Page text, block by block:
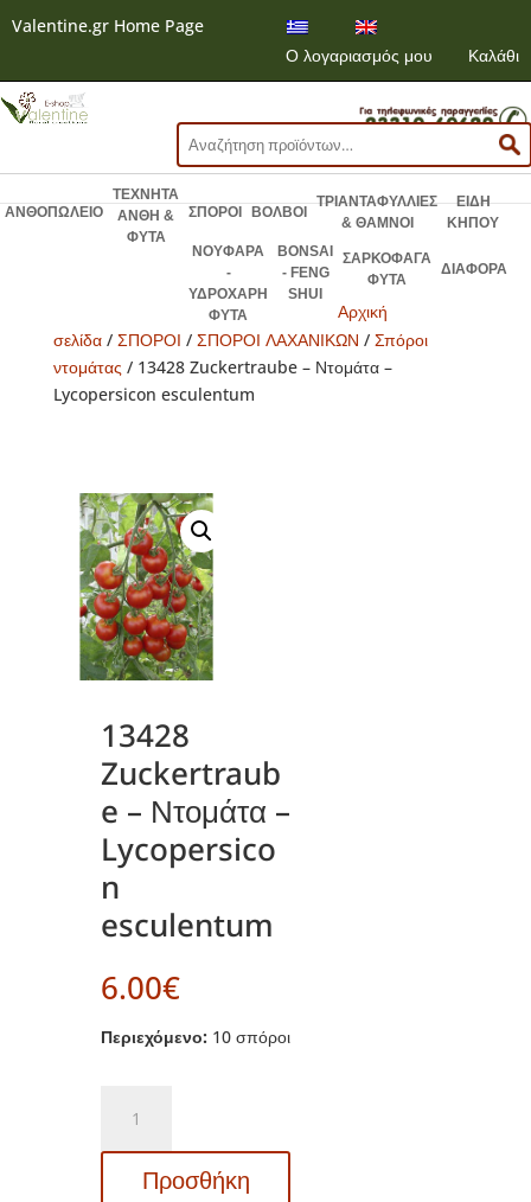
Valentine.gr Home Page
Ο λογαριασμός μου
Καλάθι
Αναζήτηση
για:
ΑΝΘΟΠΩΛΕΙΟ
ΤΕΧΝΗΤΑ
ΑΝΘΗ &
ΦΥΤΑ
ΣΠΟΡΟΙ ΒΟΛΒΟΙ
ΤΡΙΑΝΤΑΦΥΛΛΙΕΣ
& ΘΑΜΝΟΙ
ΕΙΔΗ
ΚΗΠΟΥ
ΝΟΥΦΑΡΑ
-
ΥΔΡΟΧΑΡΗ
ΦΥΤΑ
BONSAI
- FENG
SHUI
ΣΑΡΚΟΦΑΓΑ
ΦΥΤΑ
ΔΙΑΦΟΡΑ
Αρχική
σελίδα/ ΣΠΟΡΟΙ / ΣΠΟΡΟΙ ΛΑΧΑΝΙΚΩΝ / Σπόροι
ντομάτας / 13428 Zuckertraube – Ντομάτα –
Lycopersicon esculentum
13428
Zuckertraub
e – Ντομάτα –
Lycopersico
n
esculentum
6.00€
Περιεχόμενο: 10 σπόροι
Zuckertraube
-
ΝτομάταΠροσθήκη